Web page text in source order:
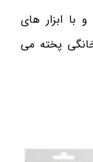
با ابزار های
پخته می